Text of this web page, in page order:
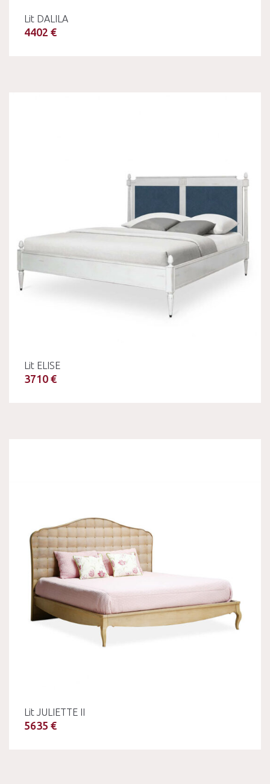
Lit DALILA
4402 €
Lit ELISE
3710 €
Lit JULIETTE II
5635 €